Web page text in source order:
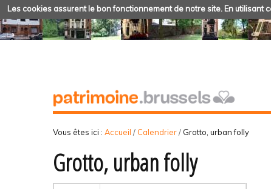
Les cookies assurent le bon fonctionnement de notre site. En utilisant
Vous êtes ici : Accueil / Calendrier/ Grotto, urban folly
Grotto, urban folly